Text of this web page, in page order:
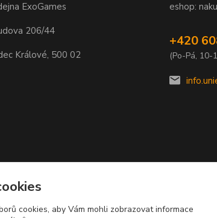
ExoGames
206/44
Králové, 500 02
50.2103933N, 15.8115061E
eshop:
+420
(Po-Pá, 10-
cookies, aby Vám mohli zobrazovat informace